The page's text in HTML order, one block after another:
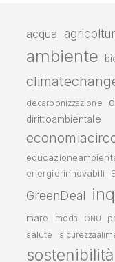
acqua
ambiente
decarbonizzazione
dirittoambientale
energierinnovabili
GreenDeal
mare moda ONU
salute
sostenibilità